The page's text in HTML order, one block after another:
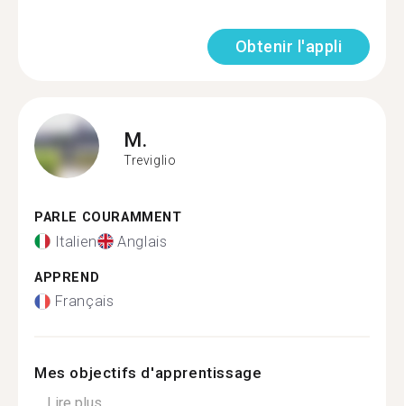
Obtenir l'appli
M.
Treviglio
PARLE COURAMMENT
Italien Anglais
APPREND
Français
Mes objectifs d'apprentissage